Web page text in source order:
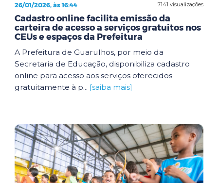
7141 visualizações
26/01/2026, às 16:44
Cadastro online facilita emissão da
carteira de acesso a serviços gratuitos nos
CEUs e espaços da Prefeitura
A Prefeitura de Guarulhos, por meio da
Secretaria de Educação, disponibiliza cadastro
online para acesso aos serviços oferecidos
gratuitamente à p... [saiba mais]